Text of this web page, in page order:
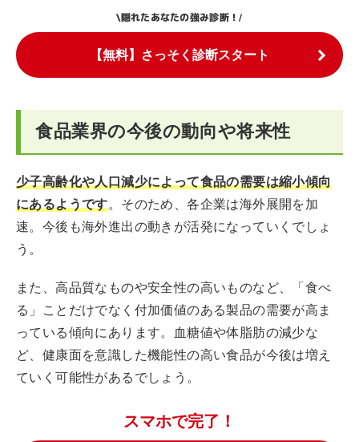
\隠れたあなたの強み診断！/
【無料】さっそく診断スタート
食品業界の今後の動向や将来性
少子高齢化や人口減少によって食品の需要は縮小傾向
にあるようです。そのため、各企業は海外展開を加
速。今後も海外進出の動きが活発になっていくでしょ
う。
また、高品質なものや安全性の高いものなど、「食べ
る」ことだけでなく付加価値のある製品の需要が高ま
っている傾向にあります。血糖値や体脂肪の減少な
ど、健康面を意識した機能性の高い食品が今後は増え
ていく可能性があるでしょう。
スマホで完了！